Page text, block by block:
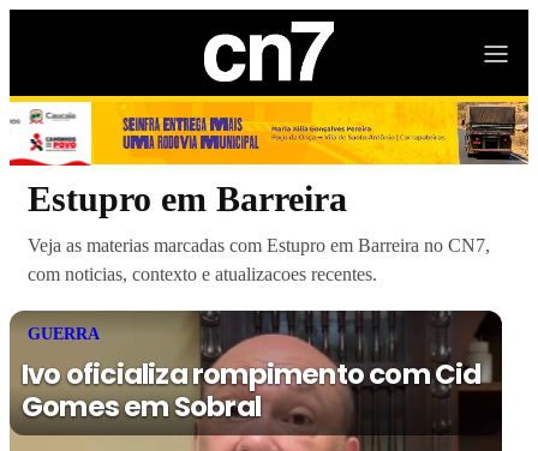
Estupro em Barreira
Veja as materias marcadas com Estupro em Barreira no CN7,
com noticias, contexto e atualizacoes recentes.
GUERRA
Ivo oficializa rompimento com Cid
Gomes em Sobral